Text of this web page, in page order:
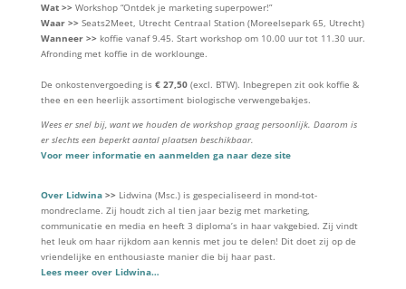
Wat >>Workshop “Ontdek je marketing superpower!”
Waar >>Seats2Meet, Utrecht Centraal Station (Moreelsepark 65, Utrecht)
Wanneer >>koffie vanaf 9.45. Start workshop om 10.00 uur tot 11.30 uur.
Afronding met koffie in de worklounge.
De onkostenvergoeding is € 27,50(excl. BTW). Inbegrepen zit ook koffie &
thee en een heerlijk assortiment biologische verwengebakjes.
Wees er snel bij, want we houden de workshop graag persoonlijk. Daarom is
er slechts een beperkt aantal plaatsen beschikbaar.
Voor meer informatie en aanmelden ga naar deze site
Over Lidwina>> Lidwina (Msc.) is gespecialiseerd in mond-tot-
mondreclame. Zij houdt zich al tien jaar bezig met marketing,
communicatie en media en heeft 3 diploma’s in haar vakgebied. Zij vindt
het leuk om haar rijkdom aan kennis met jou te delen! Dit doet zij op de
vriendelijke en enthousiaste manier die bij haar past.
Lees meer over Lidwina…